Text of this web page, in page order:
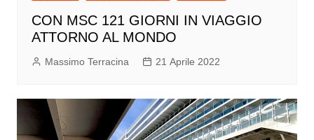
CON MSC 121 GIORNI IN VIAGGIO
ATTORNO AL MONDO
Massimo Terracina 21 Aprile 2022